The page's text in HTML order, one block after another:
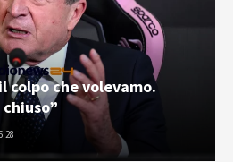
colpo che volevamo.